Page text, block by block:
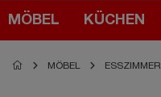
MÖBEL KÜCHEN
MÖBEL ESSZIMMER